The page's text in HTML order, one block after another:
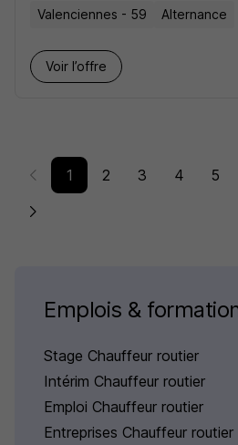
Valenciennes - 59 Alternance
Voir l’offre
1 2 3 4 5
Emplois &
Stage Chauffeur routier
Intérim Chauffeur routier
Emploi Chauffeur routier
Entreprises Chauffeur routier